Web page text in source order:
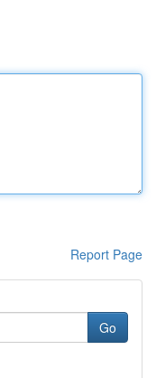
Report Page
Go